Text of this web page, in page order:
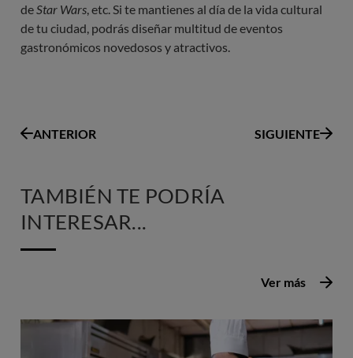
de Star Wars , etc. Si te mantienes al día de la vida cultural
de tu ciudad, podrás diseñar multitud de eventos
gastronómicos novedosos y atractivos.
ANTERIOR SIGUIENTE
TAMBIÉN TE PODRÍA
INTERESAR...
Ver más